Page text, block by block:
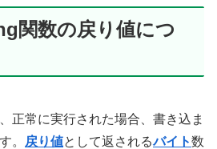
関数の戻り値につ
正常に実行された場合、書き込ま
。 戻り値として返されるバイト数